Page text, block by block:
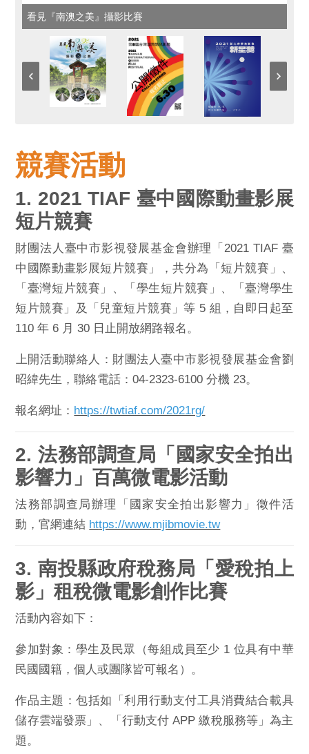
看見『南澳之美』攝影比賽
競賽活動
1. 2021 TIAF 臺中國際動畫影展
短片競賽
財團法人臺中市影視發展基金會辦理「 2021 TIAF 臺
中國際動畫影展短片競賽」，共分為「短片競賽」、
「臺灣短片競賽」、「學生短片競賽」、「臺灣學生
短片競賽」及「兒童短片競賽」等 5 組， 自即日起至
110 年 6 月 30 日止開放網路報名。
​上開活動聯絡人：財團法人臺中市影視發展基金會劉
昭緯先生，聯絡電話：04-2323-6100 分機 23。
報名網址： https://twtiaf.com/2021rg/
2. 法務部調查局「國家安全拍出
影響力」百萬微電影活動
法務部調查局辦理「國家安全拍出影響力」徵件活
動，官網連結 https://www.mjibmovie.tw
3. 南投縣政府稅務局「愛稅拍上
影」租稅微電影創作比賽
活動內容如下：
參加對象：學生及民眾（每組成員至少 1 位具有中華
民國國籍，個人或團隊皆可報名）。
作品主題：包括如「利用行動支付工具消費結合載具
儲存雲端發票」 、「行動支付 APP 繳稅服務等」為主
題。